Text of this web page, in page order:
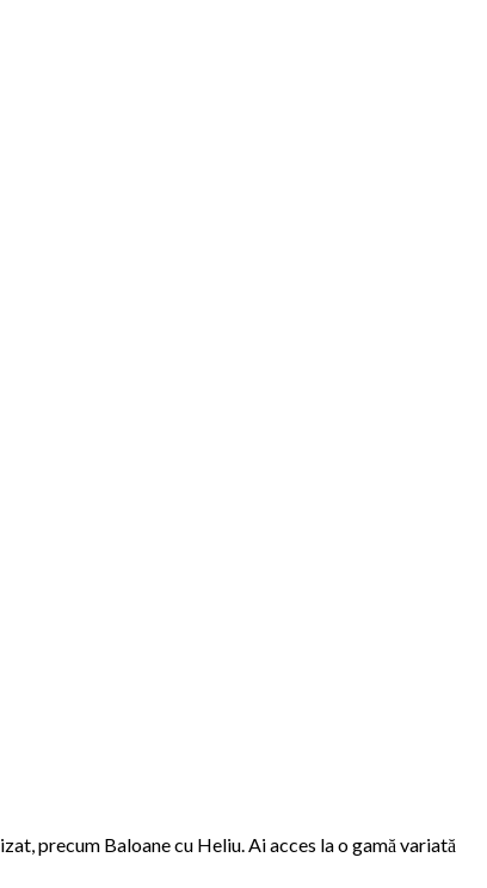
precum Baloane cu Heliu. Ai acces la o gamă variată